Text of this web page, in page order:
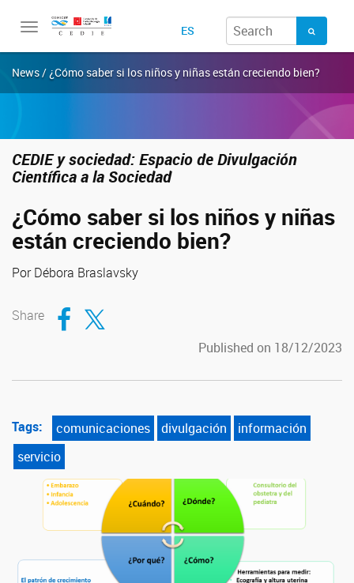
Toggle
ES
News / ¿Cómo saber si los niños y niñas están creciendo bien?
CEDIE y sociedad:Espacio deDivulgación
Científica a la Sociedad
¿Cómo saber si los niños y niñas
están creciendo bien?
Por Débora Braslavsky
Share Compartir en Facebook
Compartir en Twitter
Published on 18/12/2023
Tags: comunicaciones divulgación
información
servicio